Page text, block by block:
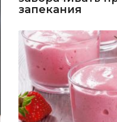
запекания